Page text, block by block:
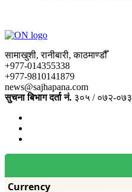
सामाखुशी, रानीबारी, काठमाण्डौँ
+977-014355338
+977-9810141879
news@sajhapana.com
सुचना बिभाग दर्ता नं. ३०५ / ०७२-०७३